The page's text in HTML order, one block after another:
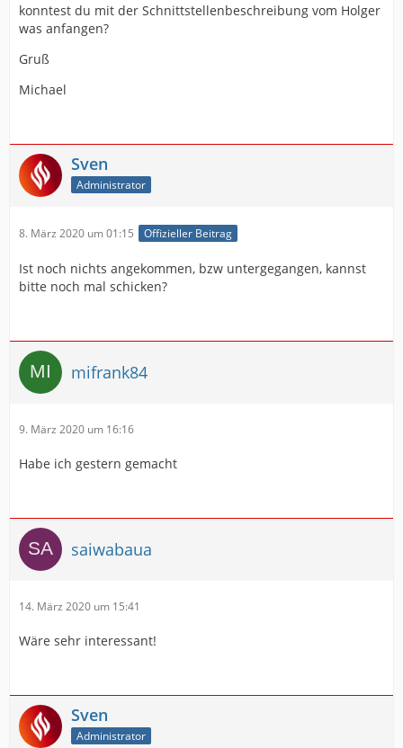
konntest du mit der Schnittstellenbeschreibung vom Holger
was anfangen?
Gruß
Michael
Sven
Administrator
8. März 2020 um 01:15 Offizieller Beitrag
Ist noch nichts angekommen, bzw untergegangen, kannst
bitte noch mal schicken?
mifrank84
9. März 2020 um 16:16
Habe ich gestern gemacht
saiwabaua
14. März 2020 um 15:41
Wäre sehr interessant!
Sven
Administrator